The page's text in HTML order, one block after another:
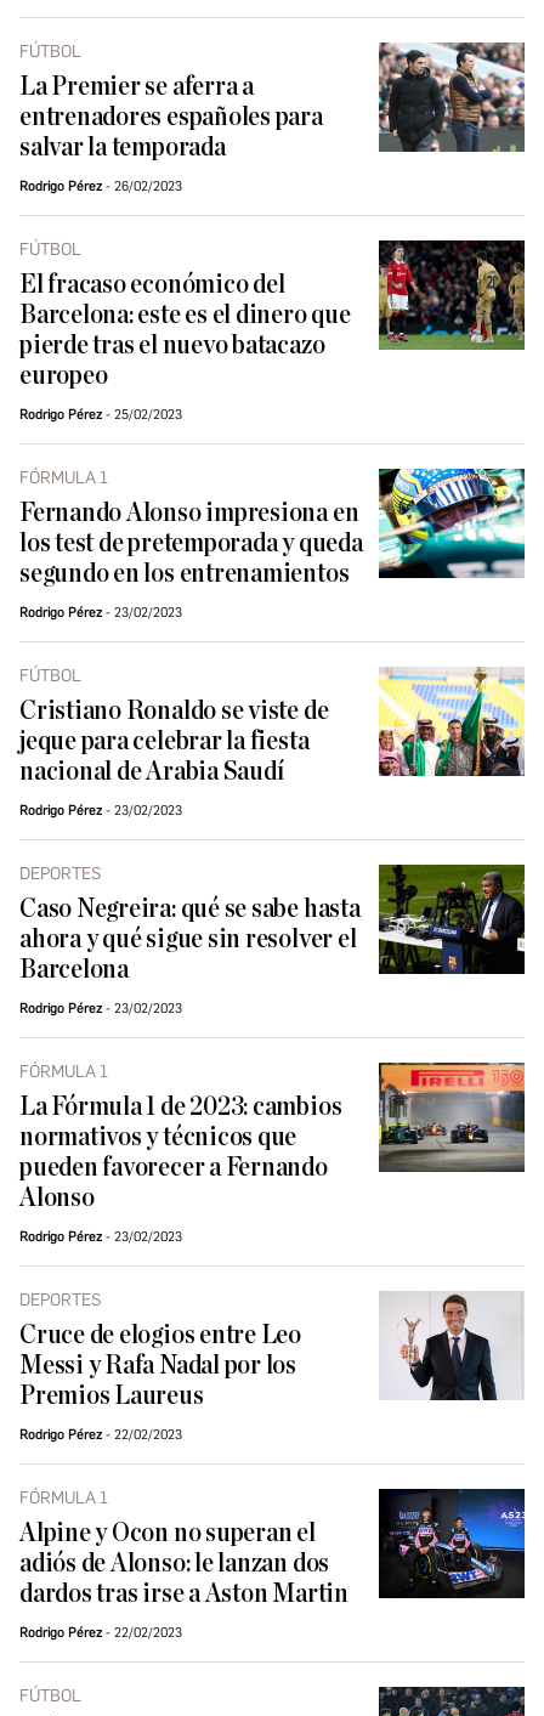
FÚTBOL
La Premier se aferra a
entrenadores españoles para
salvar la temporada
Rodrigo Pérez 26/02/2023
FÚTBOL
El fracaso económico del
Barcelona: este es el dinero que
pierde tras el nuevo batacazo
europeo
Rodrigo Pérez 25/02/2023
FÓRMULA 1
Fernando Alonso impresiona en
los test de pretemporada y queda
segundo en los entrenamientos
Rodrigo Pérez 23/02/2023
FÚTBOL
Cristiano Ronaldo se viste de
jeque para celebrar la fiesta
nacional de Arabia Saudí
Rodrigo Pérez 23/02/2023
DEPORTES
Caso Negreira: qué se sabe hasta
ahora y qué sigue sin resolver el
Barcelona
Rodrigo Pérez 23/02/2023
FÓRMULA 1
La Fórmula 1 de 2023: cambios
normativos y técnicos que
pueden favorecer a Fernando
Alonso
Rodrigo Pérez 23/02/2023
DEPORTES
Cruce de elogios entre Leo
Messi y Rafa Nadal por los
Premios Laureus
Rodrigo Pérez 22/02/2023
FÓRMULA 1
Alpine y Ocon no superan el
adiós de Alonso: le lanzan dos
dardos tras irse a Aston Martin
Rodrigo Pérez 22/02/2023
FÚTBOL